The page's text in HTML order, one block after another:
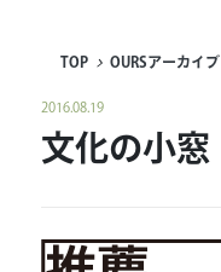
TOP OURSアーカイブ
2016.08.19
文化の小窓